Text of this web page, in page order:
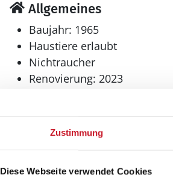
Zustimmung
Diese Webseite verwendet Cookies
Allgemeines
Baujahr: 1965
Haustiere erlaubt
Nichtraucher
Renovierung: 2023
Wohnbereich
Flachbildfernseher